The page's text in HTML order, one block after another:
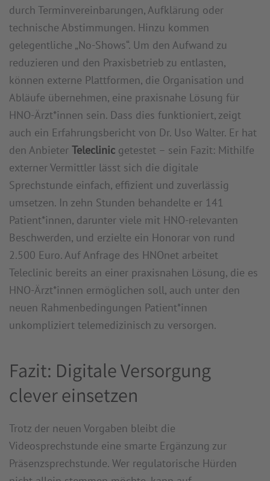
durch Terminvereinbarungen, Aufklärung oder
technische Abstimmungen. Hinzu kommen
gelegentliche „No-Shows“. Um den Aufwand zu
reduzieren und den Praxisbetrieb zu entlasten,
können externe Plattformen, die Organisation und
Abläufe übernehmen, eine praxisnahe Lösung für
HNO-Ärzt*innen sein. Dass dies funktioniert, zeigt
auch ein Erfahrungsbericht von Dr. Uso Walter. Er hat
den Anbieter Teleclinic getestet – sein Fazit: Mithilfe
externer Vermittler lässt sich die digitale
Sprechstunde einfach, effizient und zuverlässig
umsetzen. In zehn Stunden behandelte er 141
Patient*innen, darunter viele mit HNO-relevanten
Beschwerden, und erzielte ein Honorar von rund
2.500 Euro. Auf Anfrage des HNOnet arbeitet
Teleclinic bereits an einer praxisnahen Lösung, die es
HNO-Ärzt*innen ermöglichen soll, auch unter den
neuen Rahmenbedingungen Patient*innen
unkompliziert telemedizinisch zu versorgen.
Fazit: Digitale Versorgung
clever einsetzen
Trotz der neuen Vorgaben bleibt die
Videosprechstunde eine smarte Ergänzung zur
Präsenzsprechstunde. Wer regulatorische Hürden